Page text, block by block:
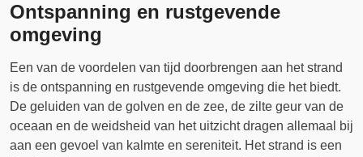
Ontspanning en rustgevende
omgeving
Een van de voordelen van tijd doorbrengen aan het strand
is de ontspanning en rustgevende omgeving die het biedt.
De geluiden van de golven en de zee, de zilte geur van de
oceaan en de weidsheid van het uitzicht dragen allemaal bij
aan een gevoel van kalmte en sereniteit. Het strand is een